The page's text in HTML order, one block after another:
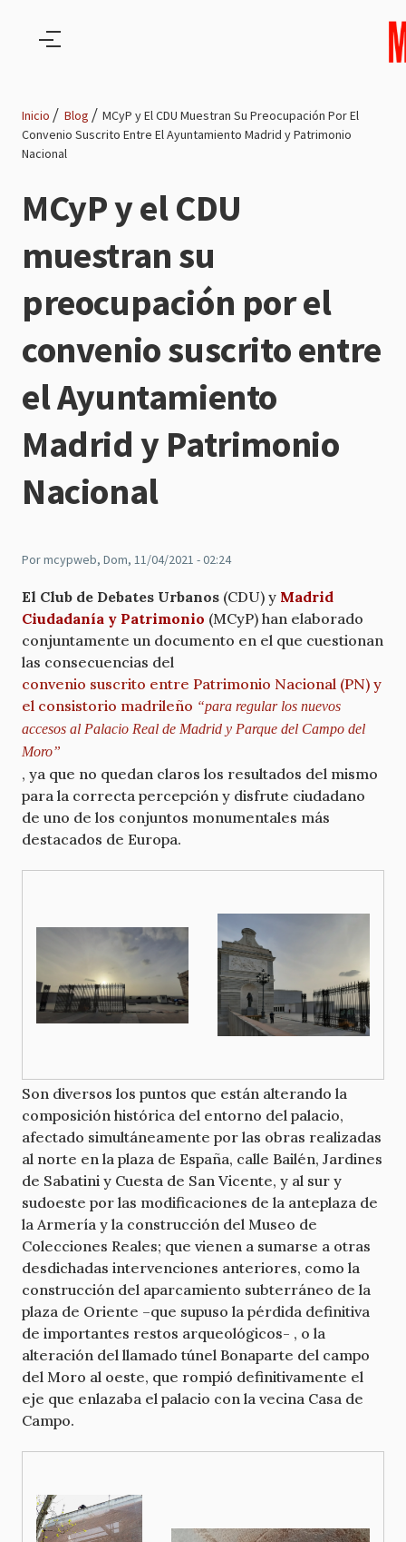
Ruta
de
navegación
Inicio Blog
MCyP y El CDU Muestran Su Preocupación Por El
Convenio Suscrito Entre El Ayuntamiento Madrid y Patrimonio
Nacional
MCyP y el CDU
muestran su
preocupación por el
convenio suscrito entre
el Ayuntamiento
Madrid y Patrimonio
Nacional
Pormcypweb, Dom, 11/04/2021 - 02:24
El Club de Debates Urbanos (CDU) y Madrid
Ciudadanía y Patrimonio (MCyP) han elaborado
conjuntamente un documento en el que cuestionan
las consecuencias del
convenio suscrito entre Patrimonio Nacional (PN) y
el consistorio madrileño “para regular los nuevos
accesos al Palacio Real de Madrid y Parque del Campo del
Moro”
, ya que no quedan claros los resultados del mismo
para la correcta percepción y disfrute ciudadano
de uno de los conjuntos monumentales más
destacados de Europa.
Son diversos los puntos que están alterando la
composición histórica del entorno del palacio,
afectado simultáneamente por las obras realizadas
al norte en la plaza de España, calle Bailén, Jardines
de Sabatini y Cuesta de San Vicente, y al sur y
sudoeste por las modificaciones de la anteplaza de
la Armería y la construcción del Museo de
Colecciones Reales; que vienen a sumarse a otras
desdichadas intervenciones anteriores, como la
construcción del aparcamiento subterráneo de la
plaza de Oriente –que supuso la pérdida definitiva
de importantes restos arqueológicos- , o la
alteración del llamado túnel Bonaparte del campo
del Moro al oeste, que rompió definitivamente el
eje que enlazaba el palacio con la vecina Casa de
Campo.